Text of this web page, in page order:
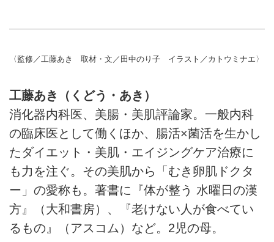
〈監修／工藤あき 取材・文／田中のり子 イラスト／カトウミナエ〉
工藤あき（くどう・あき）
消化器内科医、美腸・美肌評論家。一般内科
の臨床医として働くほか、腸活×菌活を生かし
たダイエット・美肌・エイジングケア治療に
も力を注ぐ。その美肌から「むき卵肌ドクタ
ー」の愛称も。著書に『体が整う 水曜日の漢
方』（大和書房）、『老けない人が食べてい
るもの』（アスコム）など。2児の母。